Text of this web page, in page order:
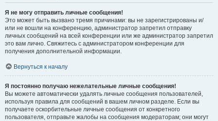
Я не могу отправить личные сообщения!
Это может быть вызвано тремя причинами: вы не зарегистрированы и/
или не вошли на конференцию, администратор запретил отправку
личных сообщений на всей конференции или же администратор запретил
это вам лично. Свяжитесь с администратором конференции для
получения дополнительной информации.
Вернуться к началу
Я постоянно получаю нежелательные личные сообщения!
Вы можете автоматически удалять личные сообщения пользователей,
используя правила для сообщений в вашем личном разделе. Если вы
получаете оскорбительные личные сообщения от конкретного
пользователя, отправьте жалобы на сообщения модераторам; они могут